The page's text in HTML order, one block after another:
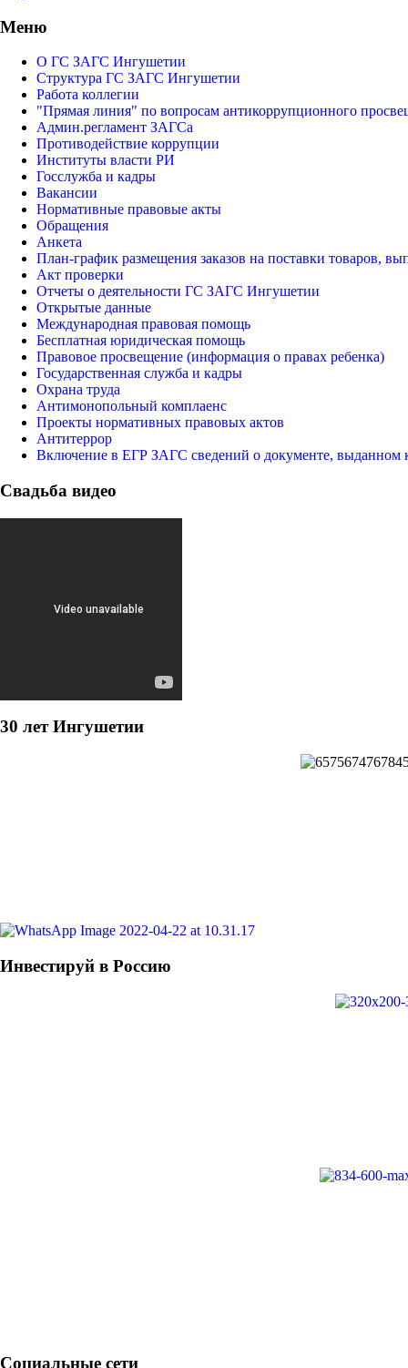
Меню
О ГС ЗАГС Ингушетии
Структура ГС ЗАГС Ингушетии
Работа коллегии
"Прямая линия" по вопросам антикоррупционного
Админ.регламент ЗАГСа
Противодействие коррупции
Институты власти РИ
Госслужба и кадры
Вакансии
Нормативные правовые акты
Обращения
Анкета
План-график размещения заказов на поставки товаров,
Акт проверки
Отчеты о деятельности ГС ЗАГС Ингушетии
Открытые данные
Международная правовая помощь
Бесплатная юридическая помощь
Правовое просвещение (информация о правах ребенка)
Государственная служба и кадры
Охрана труда
Антимонопольный комплаенс
Проекты нормативных правовых актов
Антитеррор
Включение в ЕГР ЗАГС сведений о документе, выданном
Свадьба видео
30 лет Ингушетии
Инвестируй в Россию
Социальные сети